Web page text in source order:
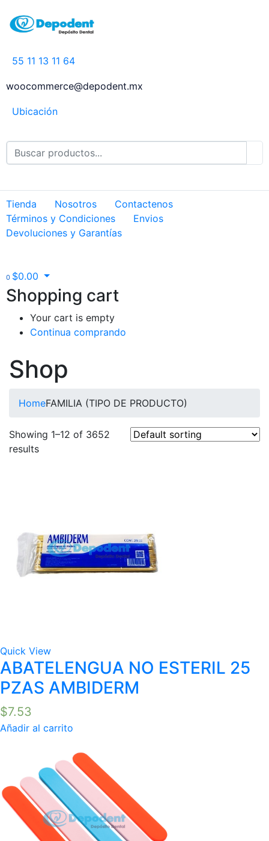
55 11 13 11 64
woocommerce@depodent.mx
Ubicación
Tienda Nosotros
Contactenos
Términos y Condiciones
Envios
Devoluciones y Garantías
0 $0.00
Shopping cart
Your cart is empty
Continua comprando
Shop
HomeFAMILIA (TIPO DE PRODUCTO)
Showing 1–12 of 3652
results
Quick View
ABATELENGUA NO ESTERIL 25
PZAS AMBIDERM
$7.53
Añadir al carrito